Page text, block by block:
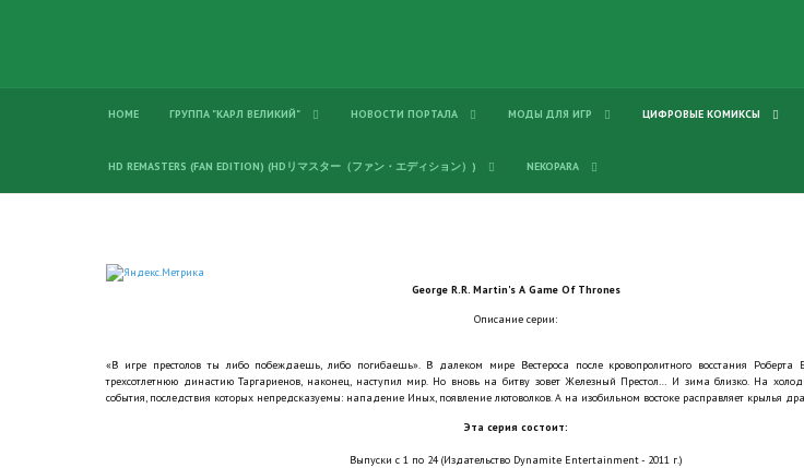
HOME ГРУППА "КАРЛ ВЕЛИКИЙ" НОВОСТИ ПОРТАЛА МОДЫ ДЛЯ ИГР ЦИФРОВЫЕ КОМИКСЫ
HD REMASTERS (FAN EDITION) (HDリマスター（ファン・エディション）) NEKOPARA
George R.R. Martin's A Game Of Thrones
Описание серии:
«В игре престолов ты либо побеждаешь, либо погибаешь». В далеком мире Вестероса после кровопролитного восстания Роберта
трехсотлетнюю династию Таргариенов, наконец, наступил мир. Но вновь на битву зовет Железный Престол… И зима близко. На
события, последствия которых непредсказуемы: нападение Иных, появление лютоволков. А на изобильном востоке расправляет крылья
Эта серия состоит:
Выпуски с 1 по 24 (Издательство Dynamite Entertainment - 2011 г.)